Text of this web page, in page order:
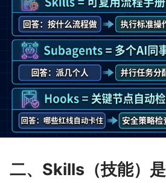
二、Skills（技能）